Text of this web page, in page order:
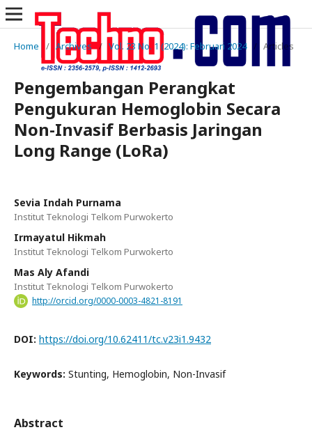
Home / Archives / Vol. 23 No. 1 (2024): Februari 2024 / Articles
Pengembangan Perangkat
Pengukuran Hemoglobin Secara
Non-Invasif Berbasis Jaringan
Long Range (LoRa)
Sevia Indah Purnama
Institut Teknologi Telkom Purwokerto
Irmayatul Hikmah
Institut Teknologi Telkom Purwokerto
Mas Aly Afandi
Institut Teknologi Telkom Purwokerto
http://orcid.org/0000-0003-4821-8191
DOI: https://doi.org/10.62411/tc.v23i1.9432
Keywords: Stunting, Hemoglobin, Non-Invasif
Abstract